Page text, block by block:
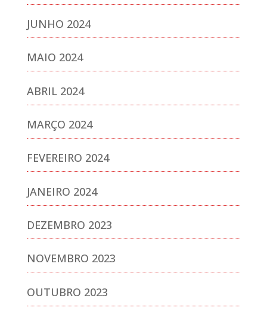
JUNHO 2024
MAIO 2024
ABRIL 2024
MARÇO 2024
FEVEREIRO 2024
JANEIRO 2024
DEZEMBRO 2023
NOVEMBRO 2023
OUTUBRO 2023